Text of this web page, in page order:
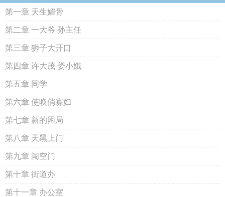
第一章 天生媚骨
第二章 一大爷 孙主任
第三章 狮子大开口
第四章 许大茂 娄小娥
第五章 同学
第六章 使唤俏寡妇
第七章 新的困局
第八章 天黑上门
第九章 闯空门
第十章 街道办
第十一章 办公室